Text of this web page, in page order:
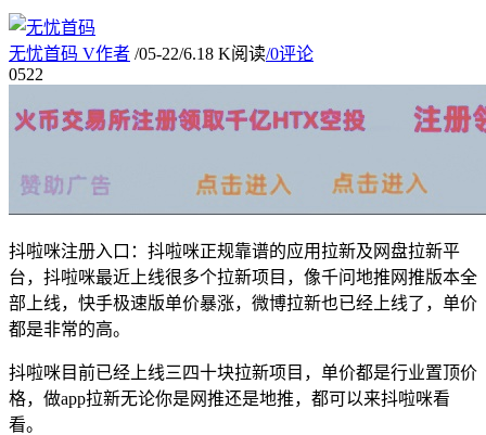
无忧首码 V作者 /05-22/6.18 K阅读/0评论
0522
抖啦咪注册入口：抖啦咪正规靠谱的应用拉新及网盘拉新平
台，抖啦咪最近上线很多个拉新项目，像千问地推网推版本全
部上线，快手极速版单价暴涨，微博拉新也已经上线了，单价
都是非常的高。
抖啦咪目前已经上线三四十块拉新项目，单价都是行业置顶价
格，做app拉新无论你是网推还是地推，都可以来抖啦咪看
看。